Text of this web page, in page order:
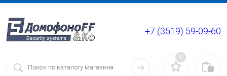
+7 (3519) 59-09-60
0